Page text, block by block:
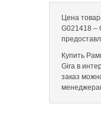
Цена
G021418 –
Купить
Gira в
заказ